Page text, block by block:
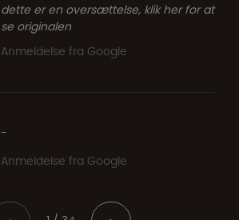
dette er en oversættelse, klik her for at
se originalen
Anmeldelse fra Google
-
Anmeldelse fra Google